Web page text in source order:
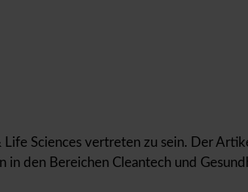
Sciences vertreten zu sein. Der
den Bereichen Cleantech und